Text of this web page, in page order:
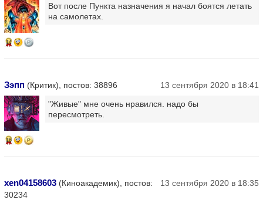
14
Вот после Пункта назначения я начал боятся летать
на самолетах.
Зэпп (Критик), постов: 38896 13 сентября 2020 в 18:41
16
"Живые" мне очень нравился. надо бы
пересмотреть.
xen04158603 (Киноакадемик), постов:
30234
13 сентября 2020 в 18:35